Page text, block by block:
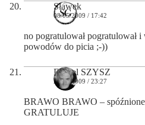
Sławek
08/05/2009 / 17:42
no pogratulował pogratulował
powodów do picia ;-))
Daniel SZYSZ
21/06/2009 / 23:27
BRAWO BRAWO – spóźnione
GRATULUJE